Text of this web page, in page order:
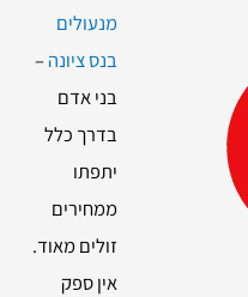
מנעולים
בנס ציונה–
בני אדם
בדרך כלל
יתפתו
ממחירים
זולים מאוד.
אין ספק